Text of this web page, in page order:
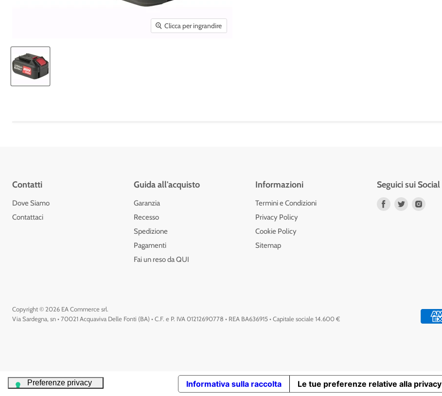
Clicca per ingrandire
Contatti
Dove Siamo
Contattaci
Guida all'acquisto
Garanzia
Recesso
Spedizione
Pagamenti
Fai un reso da QUI
Informazioni
Termini e Condizioni
Privacy Policy
Cookie Policy
Sitemap
Seguici sui Social
Trovaci Trovaci
Copyright © 2026 EA Commerce srl.
Via Sardegna, sn • 70021 Acquaviva Delle Fonti (BA) • C.F. e P. IVA 01212690778 • REA BA636915 • Capitale sociale 14.600 €
Informativa sulla raccolta Le tue preferenze relative alla privacy